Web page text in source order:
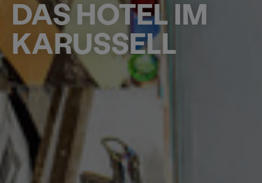
DAS HOTEL IM
KARUSSELL